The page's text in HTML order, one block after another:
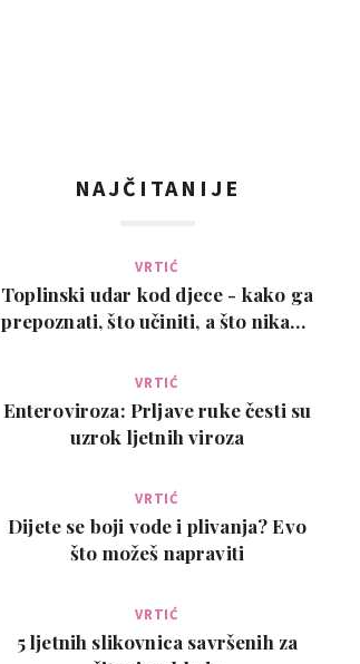
NAJČITANIJE
VRTIĆ
Toplinski udar kod djece - kako ga
prepoznati, što učiniti, a što nikako
VRTIĆ
Enteroviroza: Prljave ruke česti su
uzrok ljetnih viroza
VRTIĆ
Dijete se boji vode i plivanja? Evo
što možeš napraviti
VRTIĆ
5 ljetnih slikovnica savršenih za